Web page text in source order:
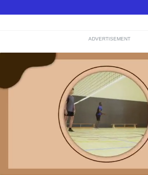
ADVERTISEMENT